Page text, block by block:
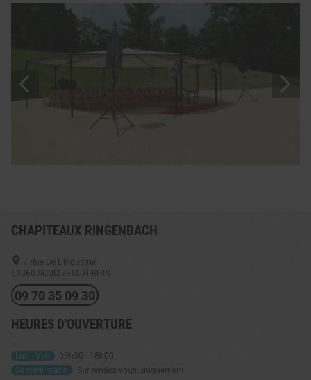
CHAPITEAUX RINGENBACH
7 Rue De L'Industrie
68360 SOULTZ-HAUT-RHIN
09 70 35 09 30
HEURES D'OUVERTURE
Lun - Ven
09h30 - 18h00
Samedi matin
Sur rendez-vous uniquement